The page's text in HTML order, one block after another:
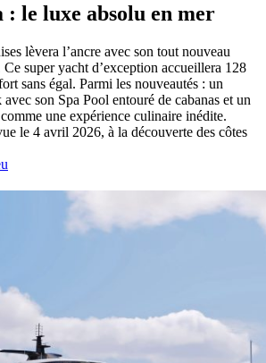
le luxe absolu en mer
lèvera l’ancre avec son tout nouveau
super yacht d’exception accueillera 128
sans égal. Parmi les nouveautés : un
son Spa Pool entouré de cabanas et un
une expérience culinaire inédite.
le 4 avril 2026, à la découverte des côtes